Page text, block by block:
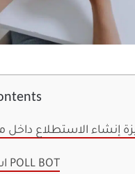
إنشاء الاستطلاع
استخدام POLL BOT